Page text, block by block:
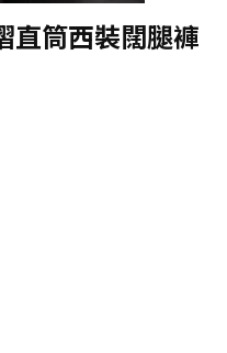
直筒西裝闊腿褲